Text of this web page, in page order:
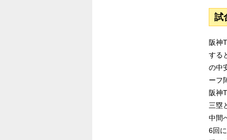
試
阪神
する
の中
ーフ
阪神
三塁
中間
6回